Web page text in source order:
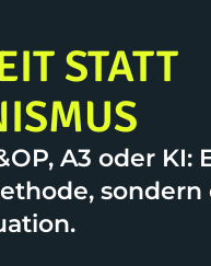
STATT
A3 oder